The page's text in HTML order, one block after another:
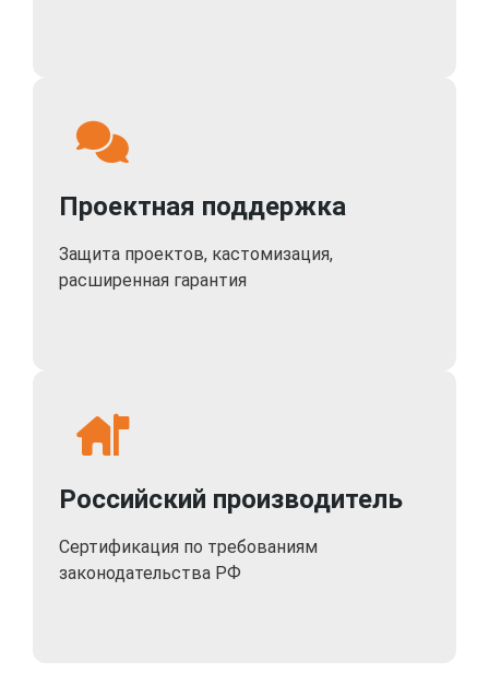
Проектная поддержка
Защита проектов, кастомизация,
расширенная гарантия
Российский производитель
Сертификация по требованиям
законодательства РФ